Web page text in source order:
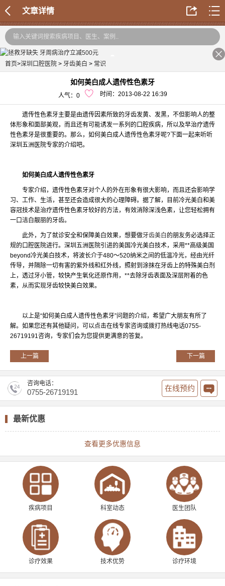
文章详情
首页>深圳口腔医院 > 牙齿美白 > 常识
如何美白成人遗传性色素牙
人气： 0 时间：2013-08-22 16:39
遗传性色素牙主要是由遗传因素所致的牙齿发黄、发黑，不但影响人的整
体形象和面部美观，而且还有可能诱发一系列的口腔疾病，所以及早治疗遗传
性色素牙是很重要的。那么，如何美白成人遗传性色素牙呢?下面一起来听听
深圳五洲医院专家的介绍吧。
如何美白成人遗传性色素牙
专家介绍，遗传性色素牙对个人的外在形象有很大影响，而且还会影响学
习、工作、生活，甚至还会造成很大的心理障碍。据了解，目前冷光美白和美
容冠技术是治疗遗传性色素牙较好的方法，有效消除深浅色素，让您轻松拥有
一口洁白靓丽的牙齿。
此外，为了就诊安全和保障美白效果，想要做牙齿美白 的朋友务必选择正
规的口腔医院进行。深圳五洲医院引进的美国冷光美白技术，采用**高级美国
beyond冷光美白技术，将波长介于480～520纳米之间的低温冷光，经由光纤
传导，并隔除一切有害的紫外线和红外线，照射到涂抹在牙齿上的特殊美白剂
上，透过牙小管，较快产生氧化还原作用，**去除牙齿表面及深层附着的色
素，从而实现牙齿较快美白效果。
以上是“如何美白成人遗传性色素牙”问题的介绍，希望广大朋友有所了
解。如果您还有其他疑问，可以点击在线专家咨询或拨打热线电话0755-
26719191咨询，专家们会为您提供更满意的答复。
上一篇 下一篇
咨询电话：
0755-26719191 在线预约
最新优惠
查看更多优惠信息
疾病项目 科室动态 医生团队
诊疗效果 技术优势 诊疗环境